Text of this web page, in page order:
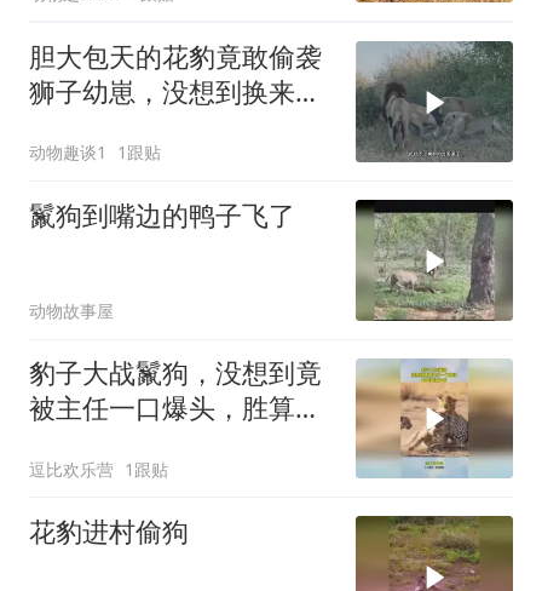
胆大包天的花豹竟敢偷袭
狮子幼崽，没想到换来狮
动物趣谈1 1跟贴
鬣狗到嘴边的鸭子飞了
动物故事屋
豹子大战鬣狗，没想到竟
被主任一口爆头，胜算瞬
逗比欢乐营 1跟贴
花豹进村偷狗